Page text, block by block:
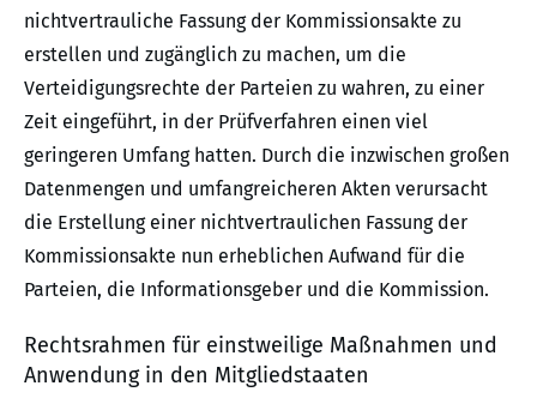
nichtvertrauliche Fassung der Kommissionsakte zu
erstellen und zugänglich zu machen, um die
Verteidigungsrechte der Parteien zu wahren, zu einer
Zeit eingeführt, in der Prüfverfahren einen viel
geringeren Umfang hatten. Durch die inzwischen großen
Datenmengen und umfangreicheren Akten verursacht
die Erstellung einer nichtvertraulichen Fassung der
Kommissionsakte nun erheblichen Aufwand für die
Parteien, die Informationsgeber und die Kommission.
Rechtsrahmen für einstweilige Maßnahmen und
Anwendung in den Mitgliedstaaten